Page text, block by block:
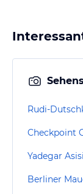
Rudi-
Checkpoint
Yadegar
Berliner